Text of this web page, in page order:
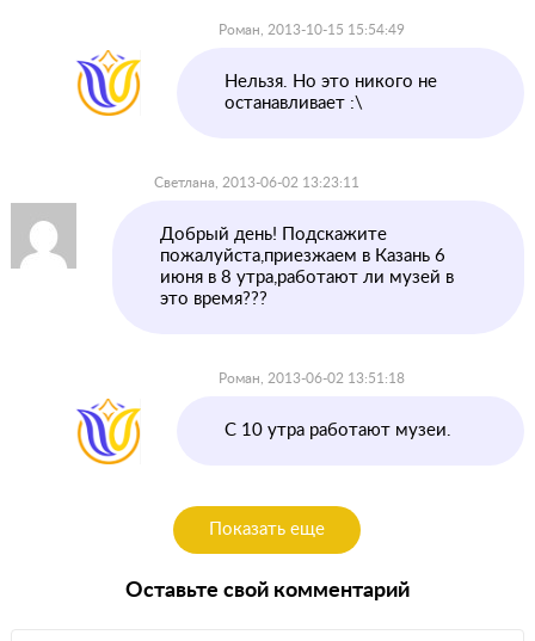
Роман, 2013-10-15 15:54:49
Нельзя. Но это никого не
останавливает :\
Светлана, 2013-06-02 13:23:11
Добрый день! Подскажите
пожалуйста,приезжаем в Казань 6
июня в 8 утра,работают ли музей в
это время???
Роман, 2013-06-02 13:51:18
С 10 утра работают музеи.
Показать еще
Оставьте свой комментарий